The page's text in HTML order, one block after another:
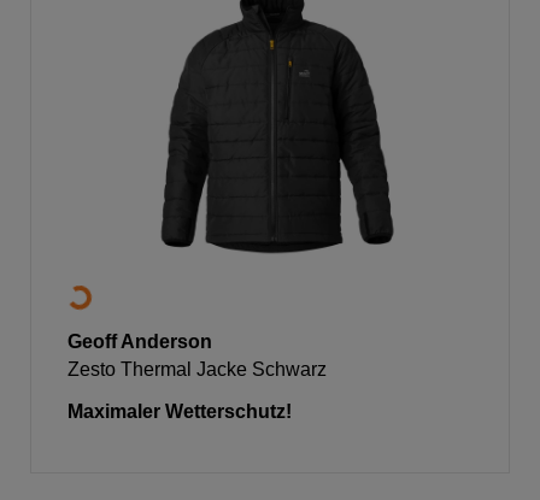
Geoff Anderson
Zesto Thermal Jacke Schwarz
Maximaler Wetterschutz!